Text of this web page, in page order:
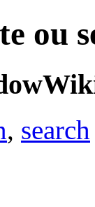
ou
, search